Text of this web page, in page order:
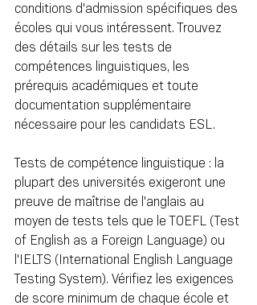
conditions d'admission spécifiques des
écoles qui vous intéressent. Trouvez
des détails sur les tests de
compétences linguistiques, les
prérequis académiques et toute
documentation supplémentaire
nécessaire pour les candidats ESL.
Tests de compétence linguistique : la
plupart des universités exigeront une
preuve de maîtrise de l'anglais au
moyen de tests tels que le TOEFL (Test
of English as a Foreign Language) ou
l'IELTS (International English Language
Testing System). Vérifiez les exigences
de score minimum de chaque école et